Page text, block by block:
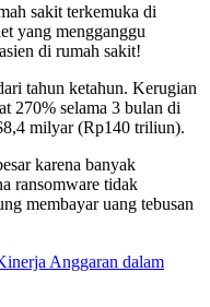
sakit terkemuka di
yang mengganggu
di rumah sakit!
tahun ketahun. Kerugian
270% selama 3 bulan di
milyar (Rp140 triliun).
karena banyak
ransomware tidak
membayar uang tebusan
Anggaran dalam